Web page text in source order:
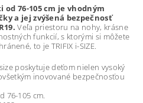
76-105 cm je vhodným
a jej zvýšená bezpečnosť
Veľa priestoru na nohy, krásne
funkcií, s ktorými si môžete
to je TRIFIX i-SIZE.
poskytuje deťom nielen vysoký
inovované bezpečnosťou
76-105 cm.